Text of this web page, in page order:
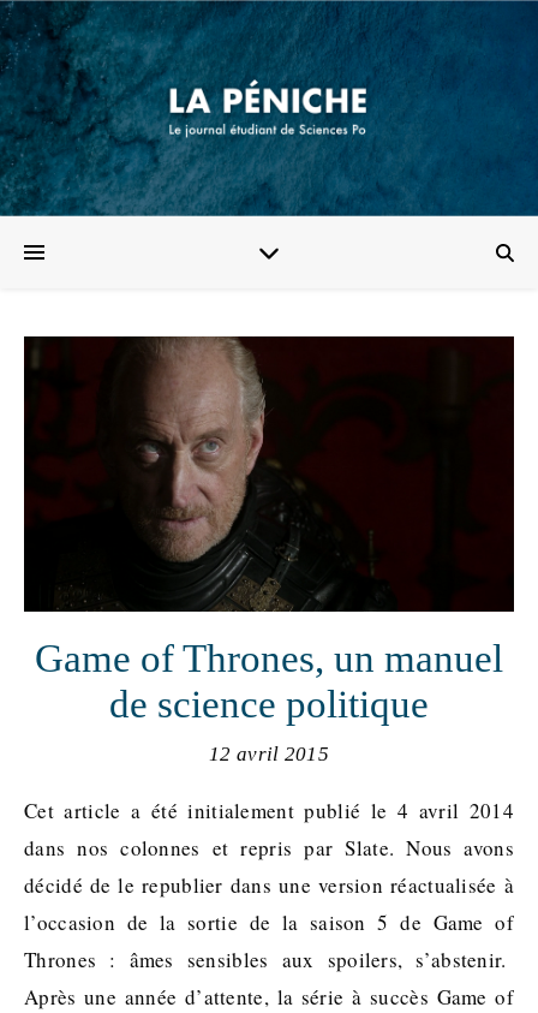
Game of Thrones, un manuel
de science politique
12 avril 2015
Cet article a été initialement publié le 4 avril 2014
dans nos colonnes et repris par Slate. Nous avons
décidé de le republier dans une version réactualisée à
l’occasion de la sortie de la saison 5 de Game of
Thrones : âmes sensibles aux spoilers, s’abstenir.
Après une année d’attente, la série à succès Game of